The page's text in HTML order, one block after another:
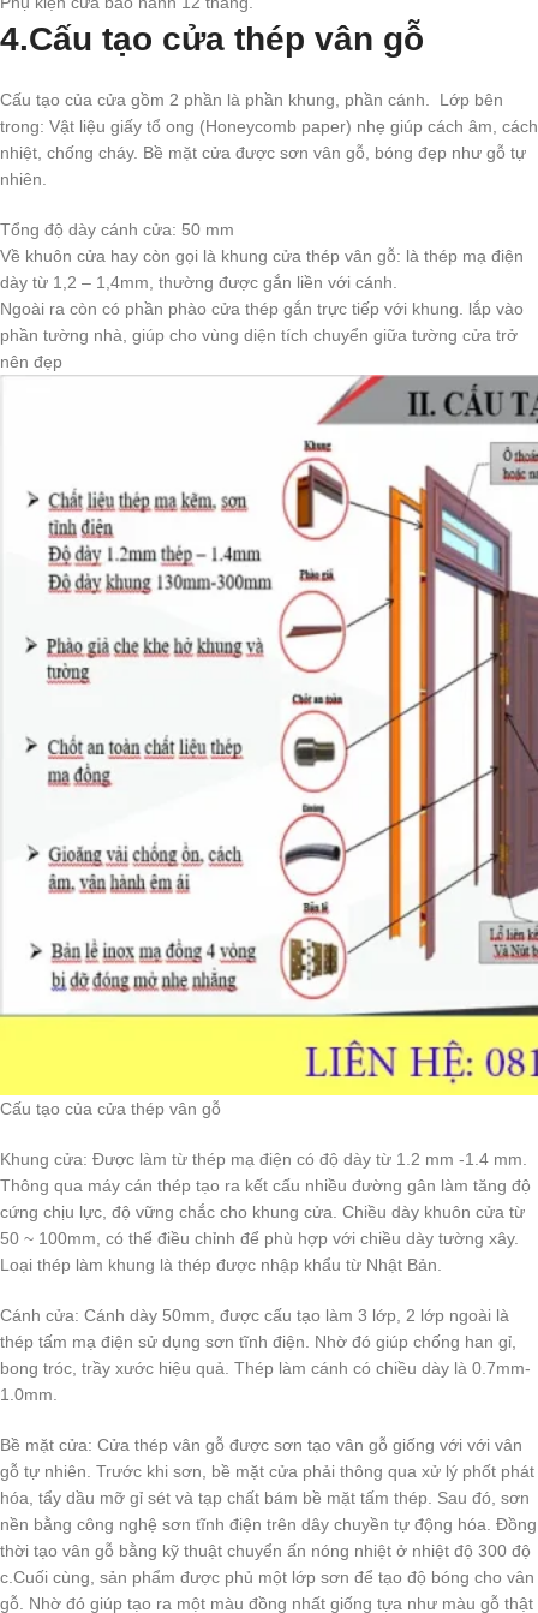
4.Cấu tạo cửa thép vân gỗ
Cấu tạo của cửa gồm 2 phần là phần khung, phần cánh. Lớp bên
trong: Vật liệu giấy tổ ong (Honeycomb paper) nhẹ giúp cách âm, cách
nhiệt, chống cháy. Bề mặt cửa được sơn vân gỗ, bóng đẹp như gỗ tự
nhiên.
Tổng độ dày cánh cửa: 50 mm
Về khuôn cửa hay còn gọi là khung cửa thép vân gỗ: là thép mạ điện
dày từ 1,2 – 1,4mm, thường được gắn liền với cánh.
Ngoài ra còn có phần phào cửa thép gắn trực tiếp với khung. lắp vào
phần tường nhà, giúp cho vùng diện tích chuyển giữa tường cửa trở
nên đẹp
Cấu tạo của cửa thép vân gỗ
Khung cửa: Được làm từ thép mạ điện có độ dày từ 1.2 mm -1.4 mm.
Thông qua máy cán thép tạo ra kết cấu nhiều đường gân làm tăng độ
cứng chịu lực, độ vững chắc cho khung cửa. Chiều dày khuôn cửa từ
50 ~ 100mm, có thể điều chỉnh để phù hợp với chiều dày tường xây.
Loại thép làm khung là thép được nhập khẩu từ Nhật Bản.
Cánh cửa: Cánh dày 50mm, được cấu tạo làm 3 lớp, 2 lớp ngoài là
thép tấm mạ điện sử dụng sơn tĩnh điện. Nhờ đó giúp chống han gỉ,
bong tróc, trầy xước hiệu quả. Thép làm cánh có chiều dày là 0.7mm-
1.0mm.
Bề mặt cửa: Cửa thép vân gỗ được sơn tạo vân gỗ giống với với vân
gỗ tự nhiên. Trước khi sơn, bề mặt cửa phải thông qua xử lý phốt phát
hóa, tẩy dầu mỡ gỉ sét và tạp chất bám bề mặt tấm thép. Sau đó, sơn
nền bằng công nghệ sơn tĩnh điện trên dây chuyền tự động hóa. Đồng
thời tạo vân gỗ bằng kỹ thuật chuyển ấn nóng nhiệt ở nhiệt độ 300 độ
c.Cuối cùng, sản phẩm được phủ một lớp sơn để tạo độ bóng cho vân
gỗ. Nhờ đó giúp tạo ra một màu đồng nhất giống tựa như màu gỗ thật